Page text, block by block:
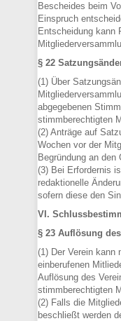
Bescheides beim
Einspruch
Entscheidung kann
§ 22
(1) Über
abgegebenen
stimmberechtigten
(2) Anträge auf
Wochen vor der
Begründung an
(3) Bei Erfordernis
redaktionelle
sofern diese den
VI.
§ 23 Auflösung
(1) Der Verein kann
einberufenen
Auflösung des
stimmberechtigten
(2) Falls die
beschließt werden